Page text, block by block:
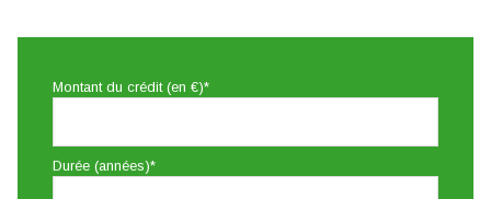
Montant du crédit (en €)*
Durée (années)*